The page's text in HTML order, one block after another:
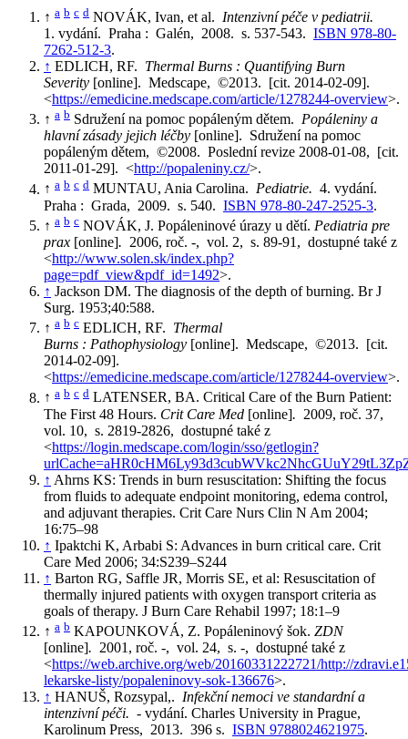
↑ a b c d NOVÁK, Ivan, et al. Intenzivní péče v pediatrii.
1. vydání. Praha : Galén, 2008. s. 537-543. ISBN 978-80-
7262-512-3.
↑ EDLICH, RF. Thermal Burns : Quantifying Burn
Severity [online]. Medscape, ©2013. [cit. 2014-02-09].
<https://emedicine.medscape.com/article/1278244-overview>.
↑ a b Sdružení na pomoc popáleným dětem. Popáleniny a
hlavní zásady jejich léčby [online]. Sdružení na pomoc
popáleným dětem, ©2008. Poslední revize 2008-01-08, [cit.
2011-01-29]. <http://popaleniny.cz/>.
↑ a b c d MUNTAU, Ania Carolina. Pediatrie. 4. vydání.
Praha : Grada, 2009. s. 540. ISBN 978-80-247-2525-3.
↑ a b c NOVÁK, J. Popáleninové úrazy u dětí. Pediatria pre
prax [online]. 2006, roč. -, vol. 2, s. 89-91, dostupné také z
<http://www.solen.sk/index.php?
page=pdf_view&pdf_id=1492>.
↑ Jackson DM. The diagnosis of the depth of burning. Br J
Surg. 1953;40:588.
↑ a b c EDLICH, RF. Thermal
Burns : Pathophysiology [online]. Medscape, ©2013. [cit.
2014-02-09].
<https://emedicine.medscape.com/article/1278244-overview>.
↑ a b c d LATENSER, BA. Critical Care of the Burn Patient:
The First 48 Hours. Crit Care Med [online]. 2009, roč. 37,
vol. 10, s. 2819-2826, dostupné také z
<https://login.medscape.com/login/sso/getlogin?
↑ Ahrns KS: Trends in burn resuscitation: Shifting the focus
from fluids to adequate endpoint monitoring, edema control,
and adjuvant therapies. Crit Care Nurs Clin N Am 2004;
16:75–98
↑ Ipaktchi K, Arbabi S: Advances in burn critical care. Crit
Care Med 2006; 34:S239–S244
↑ Barton RG, Saffle JR, Morris SE, et al: Resuscitation of
thermally injured patients with oxygen transport criteria as
goals of therapy. J Burn Care Rehabil 1997; 18:1–9
↑ a b KAPOUNKOVÁ, Z. Popáleninový šok. ZDN
[online]. 2001, roč. -, vol. 24, s. -, dostupné také z
<https://web.archive.org/web/20160331222721/http://
lekarske-listy/popaleninovy-sok-136676>.
↑ HANUŠ, Rozsypal,. Infekční nemoci ve standardní a
intenzivní péči. - vydání. Charles University in Prague,
Karolinum Press, 2013. 396 s. ISBN 9788024621975.